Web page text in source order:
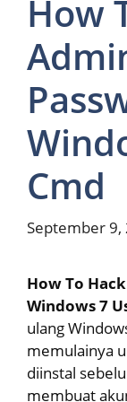
How
Cmd
September 9,
How To
Windows 7
ulang
memulainya
diinstal
membuat